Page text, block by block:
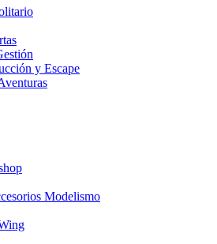
y Escape
Modelismo